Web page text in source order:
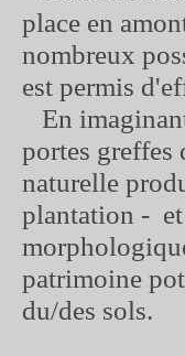
place en
nombreux
est permis
En
portes greffes
naturelle
plantation - et
patrimoine
du/des sols.